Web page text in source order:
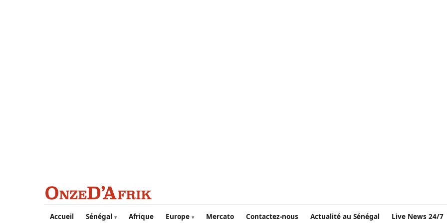
Aller au contenu principal
Accueil Sénégal Afrique Europe Mercato Contactez-nous Actualité au Sénégal Live News 24/7